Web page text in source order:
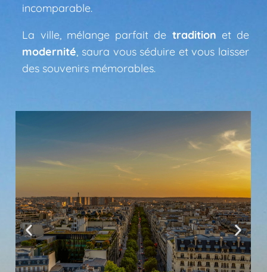
incomparable.
La ville, mélange parfait de tradition et de
modernité, saura vous séduire et vous laisser
des souvenirs mémorables.